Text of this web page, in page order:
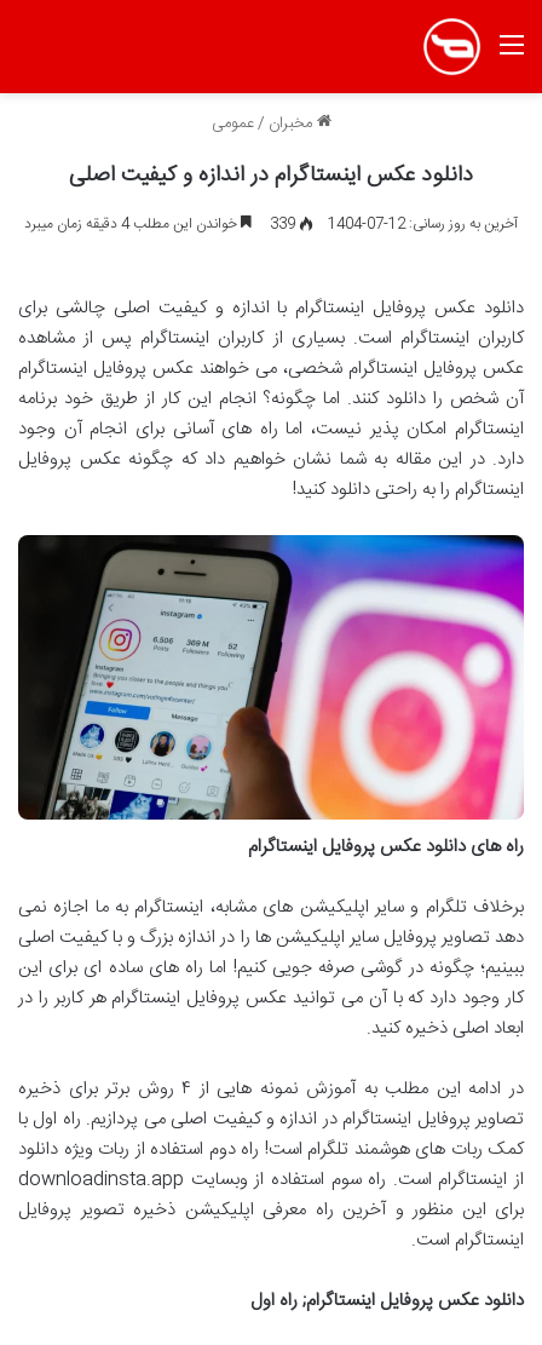
منو
مخبران /عمومی
دانلود عکس اینستاگرام در اندازه و کیفیت اصلی
آخرین به روز رسانی: 12-07-1404 339 خواندن این مطلب 4 دقیقه زمان میبرد
دانلود عکس پروفایل اینستاگرام با اندازه و کیفیت اصلی چالشی برای
کاربران اینستاگرام است. بسیاری از کاربران اینستاگرام پس از مشاهده
عکس پروفایل اینستاگرام شخصی، می خواهند عکس پروفایل اینستاگرام
آن شخص را دانلود کنند. اما چگونه؟ انجام این کار از طریق خود برنامه
اینستاگرام امکان پذیر نیست، اما راه های آسانی برای انجام آن وجود
دارد. در این مقاله به شما نشان خواهیم داد که چگونه عکس پروفایل
اینستاگرام را به راحتی دانلود کنید!
راه های دانلود عکس پروفایل اینستاگرام
برخلاف تلگرام و سایر اپلیکیشن های مشابه، اینستاگرام به ما اجازه نمی
دهد تصاویر پروفایل سایر اپلیکیشن ها را در اندازه بزرگ و با کیفیت اصلی
ببینیم؛ چگونه در گوشی صرفه جویی کنیم! اما راه های ساده ای برای این
کار وجود دارد که با آن می توانید عکس پروفایل اینستاگرام هر کاربر را در
ابعاد اصلی ذخیره کنید.
در ادامه این مطلب به آموزش نمونه هایی از ۴ روش برتر برای ذخیره
تصاویر پروفایل اینستاگرام در اندازه و کیفیت اصلی می پردازیم. راه اول با
کمک ربات های هوشمند تلگرام است! راه دوم استفاده از ربات ویژه دانلود
از اینستاگرام است. راه سوم استفاده از وبسایت downloadinsta.app
برای این منظور و آخرین راه معرفی اپلیکیشن ذخیره تصویر پروفایل
اینستاگرام است.
دانلود عکس پروفایل اینستاگرام; راه اول